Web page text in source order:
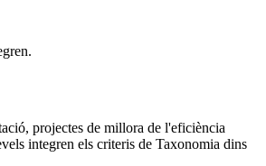
projectes de millora de l'eficiència
integren els criteris de Taxonomia dins